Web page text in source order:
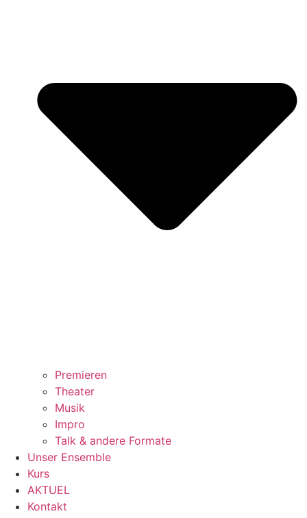
Premieren
Theater
Musik
Impro
Talk & andere Formate
Unser Ensemble
Kurs
AKTUEL
Kontakt